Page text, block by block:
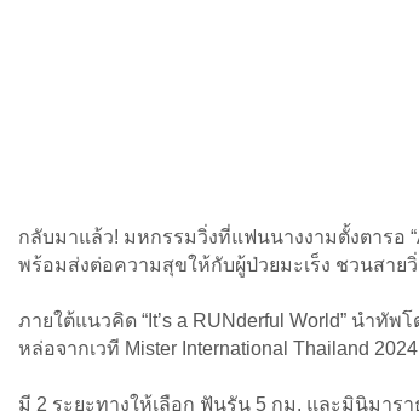
กลับมาแล้ว! มหกรรมวิ่งที่แฟนนางงามตั้งตารอ
พร้อมส่งต่อความสุขให้กับผู้ป่วยมะเร็ง ชวนสาย
ภายใต้แนวคิด “It’s a RUNderful World” นำทั
หล่อจากเวที Mister International Thailand
มี 2 ระยะทางให้เลือก ฟันรัน 5 กม. และมินิมาร